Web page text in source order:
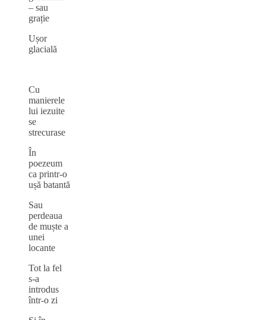
– sau
grație
Ușor
glacială
Cu
manierele
lui iezuite
se
strecurase
În
poezeum
ca printr-o
ușă batantă
Sau
perdeaua
de muște a
unei
locante
Tot la fel
s-a
introdus
într-o zi